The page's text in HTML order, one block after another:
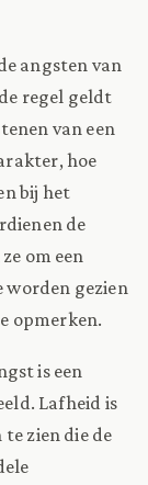
angsten van
regel geldt
van een
hoe
bij het
de
om een
worden gezien
opmerken.
is een
Lafheid is
zien die de